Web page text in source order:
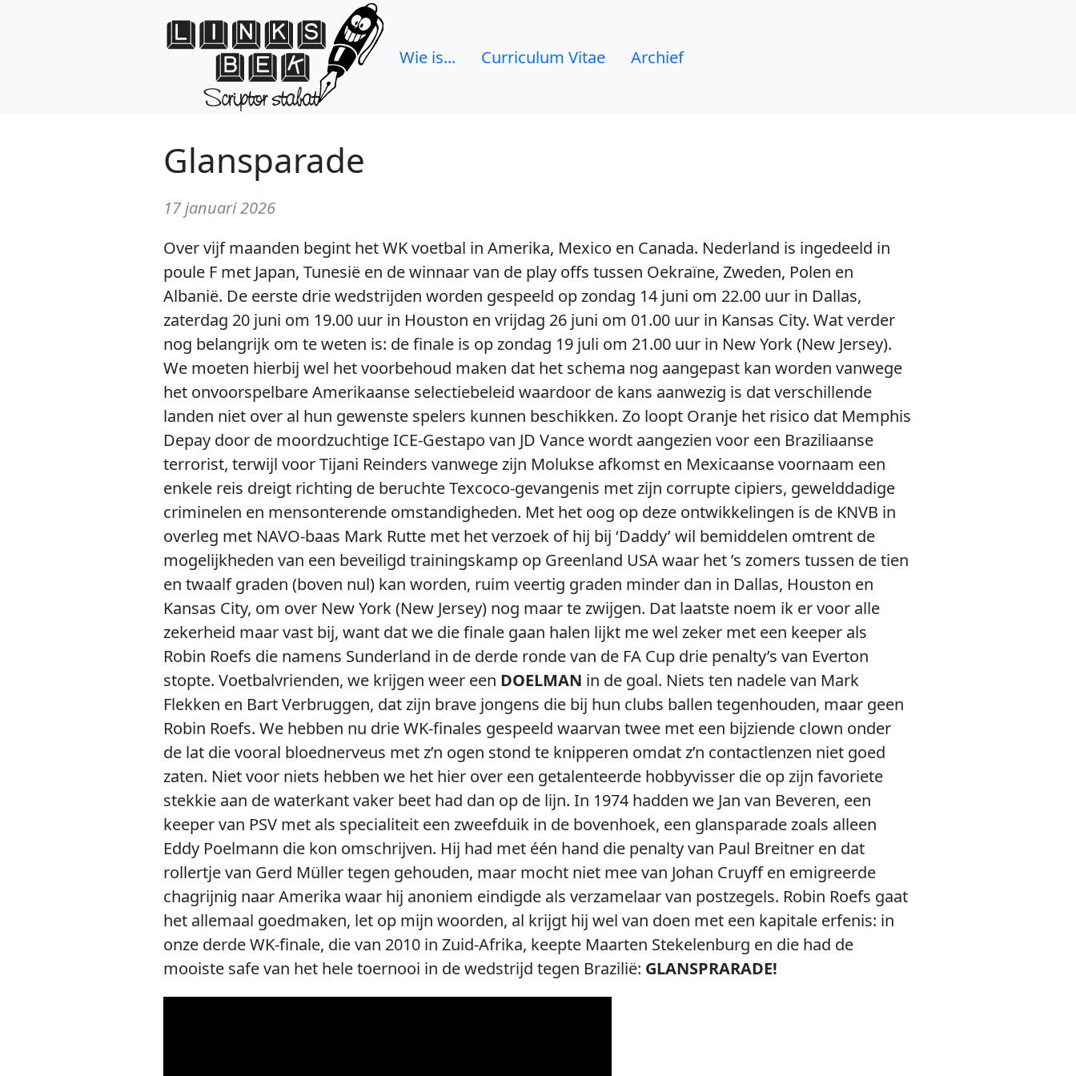
Wie is... Curriculum Vitae Archief
Glansparade
17 januari 2026
Over vijf maanden begint het WK voetbal in Amerika, Mexico en Canada. Nederland is ingedeeld in
poule F met Japan, Tunesië en de winnaar van de play offs tussen Oekraïne, Zweden, Polen en
Albanië. De eerste drie wedstrijden worden gespeeld op zondag 14 juni om 22.00 uur in Dallas,
zaterdag 20 juni om 19.00 uur in Houston en vrijdag 26 juni om 01.00 uur in Kansas City. Wat verder
nog belangrijk om te weten is: de finale is op zondag 19 juli om 21.00 uur in New York (New Jersey).
We moeten hierbij wel het voorbehoud maken dat het schema nog aangepast kan worden vanwege
het onvoorspelbare Amerikaanse selectiebeleid waardoor de kans aanwezig is dat verschillende
landen niet over al hun gewenste spelers kunnen beschikken. Zo loopt Oranje het risico dat Memphis
Depay door de moordzuchtige ICE-Gestapo van JD Vance wordt aangezien voor een Braziliaanse
terrorist, terwijl voor Tijani Reinders vanwege zijn Molukse afkomst en Mexicaanse voornaam een
enkele reis dreigt richting de beruchte Texcoco-gevangenis met zijn corrupte cipiers, gewelddadige
criminelen en mensonterende omstandigheden. Met het oog op deze ontwikkelingen is de KNVB in
overleg met NAVO-baas Mark Rutte met het verzoek of hij bij ‘Daddy’ wil bemiddelen omtrent de
mogelijkheden van een beveiligd trainingskamp op Greenland USA waar het ’s zomers tussen de tien
en twaalf graden (boven nul) kan worden, ruim veertig graden minder dan in Dallas, Houston en
Kansas City, om over New York (New Jersey) nog maar te zwijgen. Dat laatste noem ik er voor alle
zekerheid maar vast bij, want dat we die finale gaan halen lijkt me wel zeker met een keeper als
Robin Roefs die namens Sunderland in de derde ronde van de FA Cup drie penalty’s van Everton
stopte. Voetbalvrienden, we krijgen weer een DOELMAN in de goal. Niets ten nadele van Mark
Flekken en Bart Verbruggen, dat zijn brave jongens die bij hun clubs ballen tegenhouden, maar geen
Robin Roefs. We hebben nu drie WK-finales gespeeld waarvan twee met een bijziende clown onder
de lat die vooral bloednerveus met z’n ogen stond te knipperen omdat z’n contactlenzen niet goed
zaten. Niet voor niets hebben we het hier over een getalenteerde hobbyvisser die op zijn favoriete
stekkie aan de waterkant vaker beet had dan op de lijn. In 1974 hadden we Jan van Beveren, een
keeper van PSV met als specialiteit een zweefduik in de bovenhoek, een glansparade zoals alleen
Eddy Poelmann die kon omschrijven. Hij had met één hand die penalty van Paul Breitner en dat
rollertje van Gerd Müller tegen gehouden, maar mocht niet mee van Johan Cruyff en emigreerde
chagrijnig naar Amerika waar hij anoniem eindigde als verzamelaar van postzegels. Robin Roefs gaat
het allemaal goedmaken, let op mijn woorden, al krijgt hij wel van doen met een kapitale erfenis: in
onze derde WK-finale, die van 2010 in Zuid-Afrika, keepte Maarten Stekelenburg en die had de
mooiste safe van het hele toernooi in de wedstrijd tegen Brazilië: GLANSPRARADE!